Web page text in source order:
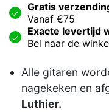
Gratis
Vanaf €75
Exacte levertijd
Bel naar de
Alle gitaren
nagekeken en
Luthier.